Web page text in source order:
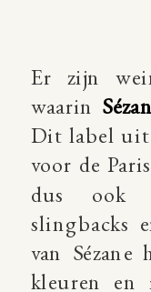
Er zijn
waarin
Dit label uit
voor de
dus ook
slingbacks
van Sézane
kleuren en